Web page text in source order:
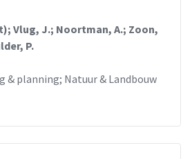
Vlug, J.; Noortman, A.; Zoon,
P.
& planning; Natuur & Landbouw